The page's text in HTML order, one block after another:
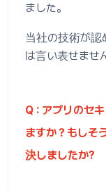
ました。
当社の技術が認
は言い表せませ
Q : アプリのセ
ますか？もしそ
決しましたか?